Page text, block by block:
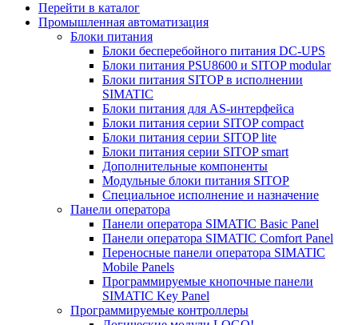
Перейти в каталог
Промышленная автоматизация
Блоки питания
Блоки бесперебойного питания DC-UPS
Блоки питания PSU8600 и SITOP modular
Блоки питания SITOP в исполнении
SIMATIC
Блоки питания для AS-интерфейса
Блоки питания серии SITOP compact
Блоки питания серии SITOP lite
Блоки питания серии SITOP smart
Дополнительные компоненты
Модульные блоки питания SITOP
Специальное исполнение и назначение
Панели оператора
Панели оператора SIMATIC Basic Panel
Панели оператора SIMATIC Comfort Panel
Переносные панели оператора SIMATIC
Mobile Panels
Программируемые кнопочные панели
SIMATIC Key Panel
Программируемые контроллеры